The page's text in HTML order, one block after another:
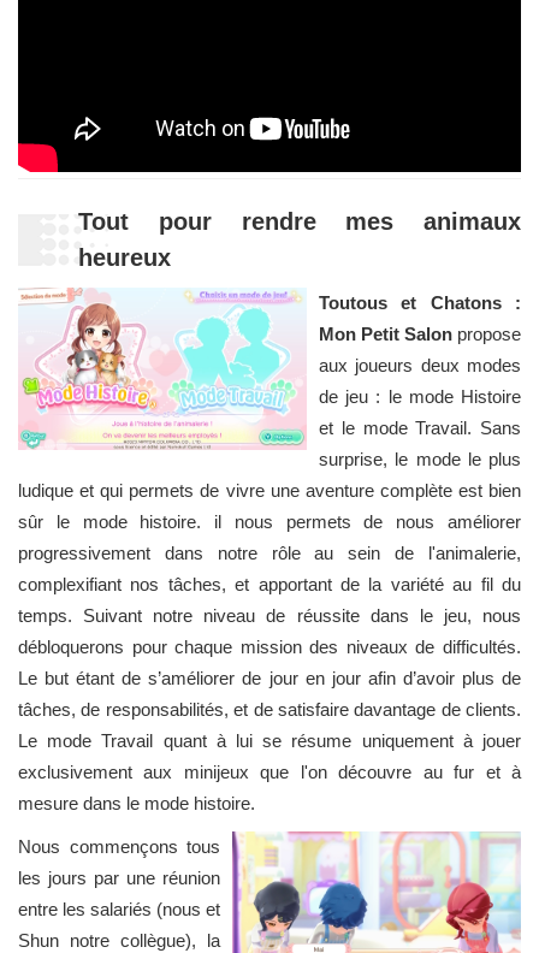
Tout pour rendre mes animaux
heureux
Toutous et Chatons :
Mon Petit Salon propose
aux joueurs deux modes
de jeu : le mode Histoire
et le mode Travail. Sans
surprise, le mode le plus
ludique et qui permets de vivre une aventure complète est bien
sûr le mode histoire. il nous permets de nous améliorer
progressivement dans notre rôle au sein de l'animalerie,
complexifiant nos tâches, et apportant de la variété au fil du
temps. Suivant notre niveau de réussite dans le jeu, nous
débloquerons pour chaque mission des niveaux de difficultés.
Le but étant de s’améliorer de jour en jour afin d’avoir plus de
tâches, de responsabilités, et de satisfaire davantage de clients.
Le mode Travail quant à lui se résume uniquement à jouer
exclusivement aux minijeux que l'on découvre au fur et à
mesure dans le mode histoire.
Nous commençons tous
les jours par une réunion
entre les salariés (nous et
Shun notre collègue), la